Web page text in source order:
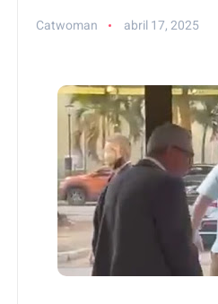
Catwoman abril 17, 2025